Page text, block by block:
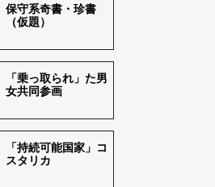
保守系奇書・珍書
（仮題）
「乗っ取られ」た男
女共同参画
「持続可能国家」コ
スタリカ